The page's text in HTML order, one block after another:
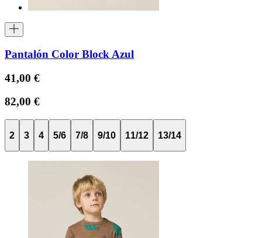
Pantalón Color Block Azul
41,00 €
82,00 €
2 3 4 5/6 7/8 9/10 11/12 13/14